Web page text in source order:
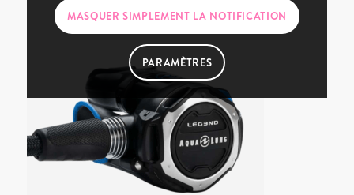
MASQUER SIMPLEMENT LA NOTIFICATION
PARAMÈTRES